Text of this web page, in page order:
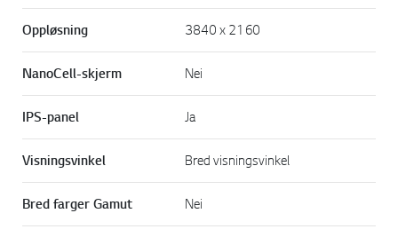
Oppløsning 3840 x 2160
NanoCell-skjerm Nei
IPS-panel Ja
Visningsvinkel Bred visningsvinkel
Bred farger Gamut Nei